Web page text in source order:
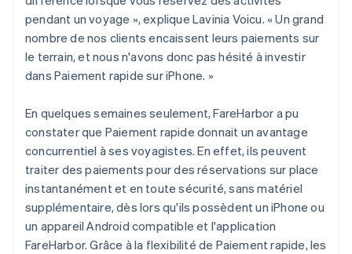
pendant un voyage », explique Lavinia Voicu. « Un grand
nombre de nos clients encaissent leurs paiements sur
le terrain, et nous n'avons donc pas hésité à investir
dans Paiement rapide sur iPhone. »
En quelques semaines seulement, FareHarbor a pu
constater que Paiement rapide donnait un avantage
concurrentiel à ses voyagistes. En effet, ils peuvent
traiter des paiements pour des réservations sur place
instantanément et en toute sécurité, sans matériel
supplémentaire, dès lors qu'ils possèdent un iPhone ou
un appareil Android compatible et l'application
FareHarbor. Grâce à la flexibilité de Paiement rapide, les